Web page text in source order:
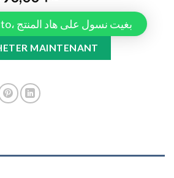
مرحباً Tapiauto، بغيت نسول على هاد المنتج
Beige) +Tapis Noir Golf7 quantity
MAINTENANT